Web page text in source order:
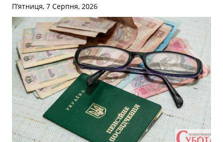
П’ятниця, 7 Серпня, 2026